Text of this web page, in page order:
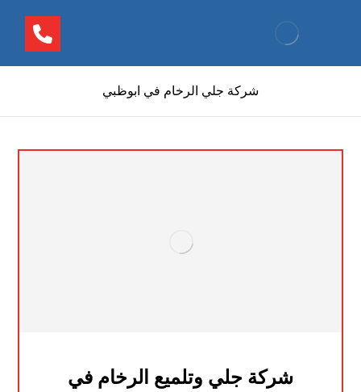
شركة جلي الرخام في ابوظبي
شركة جلي وتلميع الرخام في